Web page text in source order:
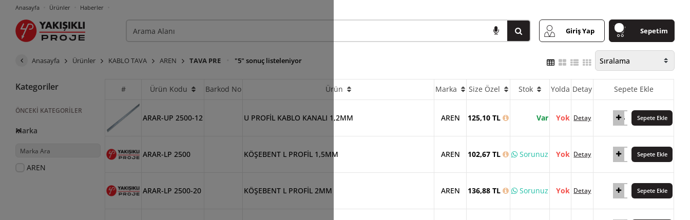
Anasayfa Ürünler Haberler
Giriş Yap Sepetim
Anasayfa Ürünler KABLO TAVA AREN TAVA PRE "5" sonuç listeleniyor
Kategoriler
ÖNCEKI KATEGORILER
Marka
AREN
# Ürün Kodu Barkod No Ürün Marka Size Özel Stok Yolda Detay Sepete Ekle
ARAR-UP 2500-12 U PROFİL KABLO KANALI 1,2MM AREN 125,10 TL Var Yok Detay Sepete Ekle
ARAR-LP 2500 KÖŞEBENT L PROFİL 1,5MM AREN 102,67 TL Sorunuz Yok Detay Sepete Ekle
ARAR-LP 2500-20 KÖŞEBENT L PROFİL 2MM AREN 136,88 TL Sorunuz Yok Detay Sepete Ekle